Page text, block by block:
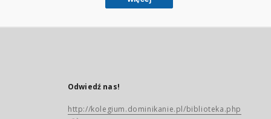
Odwiedź nas!
http://kolegium.dominikanie.pl/biblioteka.php